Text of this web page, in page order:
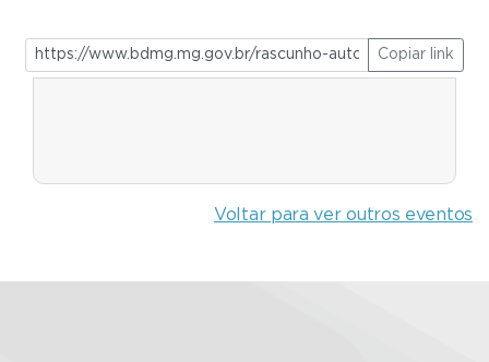
Copiar link
Voltar para ver outros eventos